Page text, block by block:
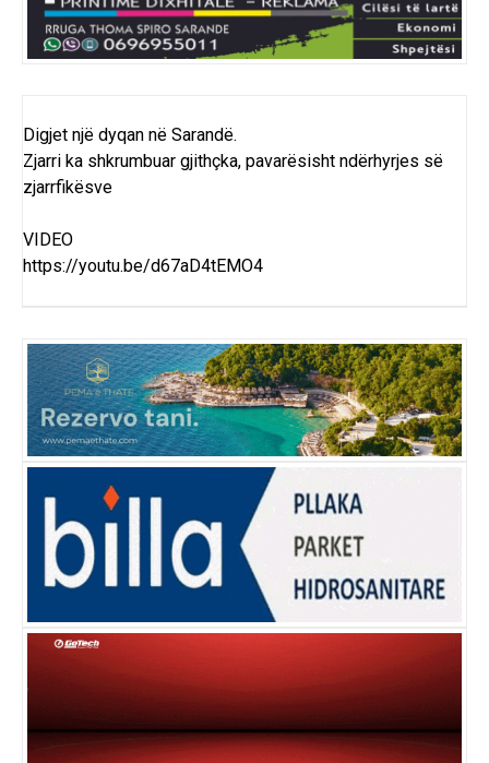
Digjet një dyqan në Sarandë.
Zjarri ka shkrumbuar gjithçka, pavarësisht ndërhyrjes së
zjarrfikësve
VIDEO
https://youtu.be/d67aD4tEMO4